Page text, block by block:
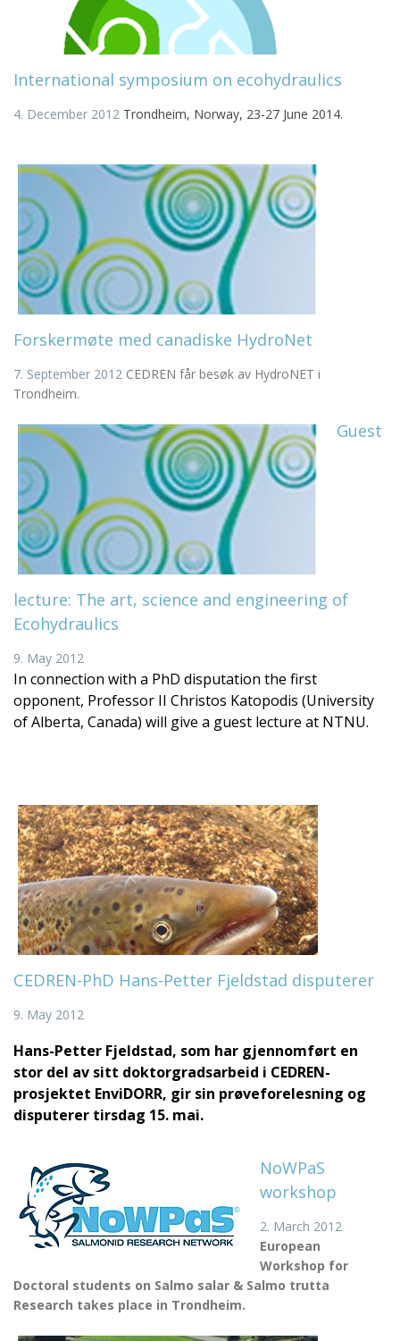
International symposium on ecohydraulics
4. December 2012 Trondheim, Norway, 23-27 June 2014.
Forskermøte med canadiske HydroNet
7. September 2012 CEDREN får besøk av HydroNET i
Trondheim.
Guest
lecture: The art, science and engineering of
Ecohydraulics
9. May 2012
In connection with a PhD disputation the first
opponent, Professor II Christos Katopodis (University
of Alberta, Canada) will give a guest lecture at NTNU.
CEDREN-PhD Hans-Petter Fjeldstad disputerer
9. May 2012
Hans-Petter Fjeldstad, som har gjennomført en
stor del av sitt doktorgradsarbeid i CEDREN-
prosjektet EnviDORR, gir sin prøveforelesning og
disputerer tirsdag 15. mai.
NoWPaS
workshop
2. March 2012
European
Workshop for
Doctoral students on Salmo salar & Salmo trutta
Research takes place in Trondheim.